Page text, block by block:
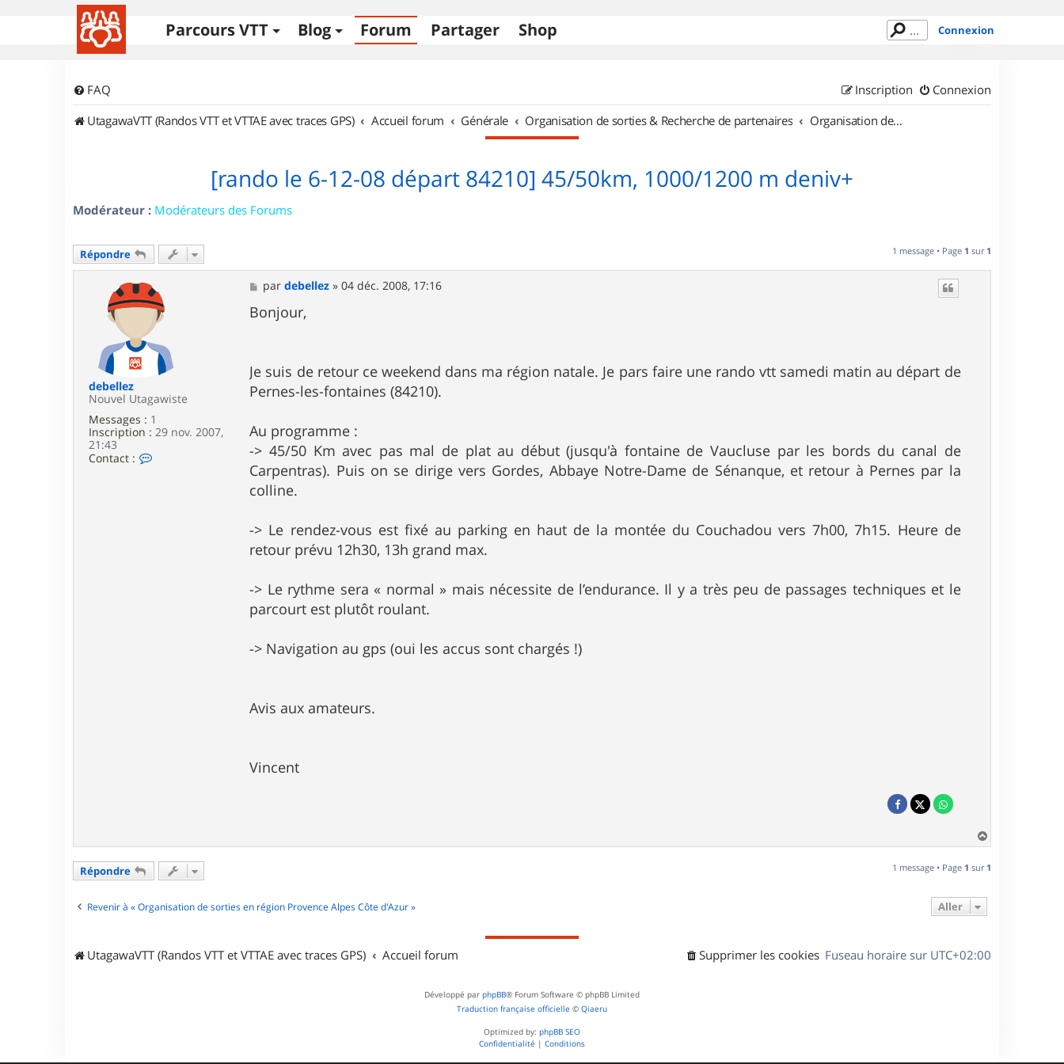
Parcours VTT Blog Forum Partager Shop Connexion
FAQ Connexion
Inscription
UtagawaVTT (Randos VTT et VTTAE avec traces GPS)
Accueil forum Générale Organisation de sorties & Recherche de partenaires Organisation de sorties en région Provence Alpes Côte d'Azur
[rando le 6-12-08 départ 84210] 45/50km, 1000/1200 m deniv+
Modérateur : Modérateurs des Forums
Répondre 1 message • Page 1 sur 1
debellez
Nouvel Utagawiste
Messages : 1
Inscription : 29 nov. 2007,
21:43
Contact :
M
e
s
s
pardebellez »04 déc. 2008, 17:16
Bonjour,
Je suis de retour ce weekend dans ma région natale. Je pars faire une rando vtt samedi matin au départ de
Pernes-les-fontaines (84210).
Au programme :
-> 45/50 Km avec pas mal de plat au début (jusqu'à fontaine de Vaucluse par les bords du canal de
Carpentras). Puis on se dirige vers Gordes, Abbaye Notre-Dame de Sénanque‎, et retour à Pernes par la
colline.
-> Le rendez-vous est fixé au parking en haut de la montée du Couchadou vers 7h00, 7h15. Heure de
retour prévu 12h30, 13h grand max.
-> Le rythme sera « normal » mais nécessite de l’endurance. Il y a très peu de passages techniques et le
parcourt est plutôt roulant.
-> Navigation au gps (oui les accus sont chargés !)
Avis aux amateurs.
Vincent
a
t
Répondre 1 message • Page 1 sur 1
Revenir à « Organisation de sorties en région Provence Alpes Côte d'Azur » Aller
UtagawaVTT (Randos VTT et VTTAE avec traces GPS) Accueil forum Fuseau horaire sur UTC+02:00
Supprimer les cookies
Développé par phpBB® Forum Software © phpBB Limited
Traduction française officielle © Qiaeru
Optimized by: phpBB SEO
Confidentialité | Conditions